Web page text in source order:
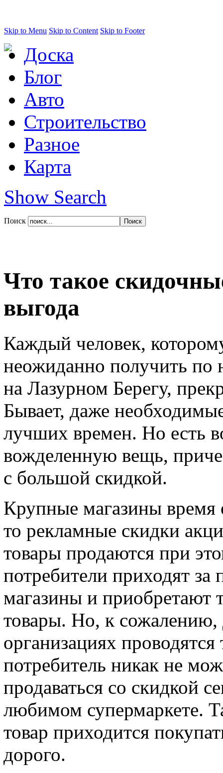
Skip to Menu Skip to Content Skip to Footer
Доска
Блог
Авто
Строительство
Разное
Карта
Show Search
Поиск
Что такое
выгода
Каждый человек,
неожиданно получить по
на Лазурном Берегу,
Бывает, даже
лучших времен. Но есть
вожделенную вещь,
с большой скидкой.
Крупные магазины время
то рекламные скидки
товары продаются при
потребители приходят за
магазины и приобретают
товары. Но, к сожалению,
организациях
потребитель никак не
продаваться со скидкой
любимом супермаркете.
товар приходится
дорого.